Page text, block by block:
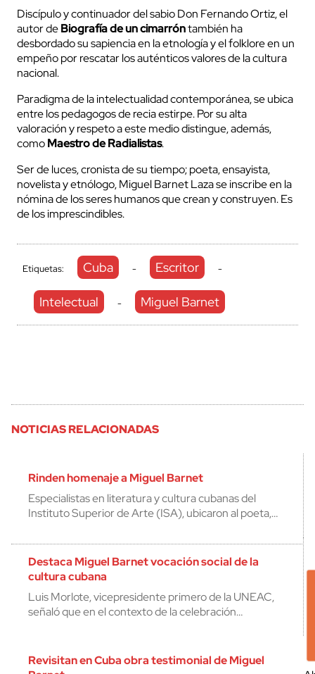
Discípulo y continuador del sabio Don Fernando Ortiz, el
autor deBiografía de un cimarróntambién ha
desbordado su sapiencia en la etnología y el folklore en un
empeño por rescatar los auténticos valores de la cultura
nacional.
Paradigma de la intelectualidad contemporánea, se ubica
entre los pedagogos de recia estirpe. Por su alta
valoración y respeto a este medio distingue, además,
comoMaestro de Radialistas.
Ser de luces, cronista de su tiempo; poeta, ensayista,
novelista y etnólogo, Miguel Barnet Laza se inscribe en la
nómina de los seres humanos que crean y construyen. Es
de los imprescindibles.
Etiquetas: Cuba - Escritor -
Intelectual - Miguel Barnet
NOTICIAS RELACIONADAS
Rinden homenaje a Miguel Barnet
Especialistas en literatura y cultura cubanas del
Instituto Superior de Arte (ISA), ubicaron al poeta,…
Destaca Miguel Barnet vocación social de la
cultura cubana
Luis Morlote, vicepresidente primero de la UNEAC,
señaló que en el contexto de la celebración…
Revisitan en Cuba obra testimonial de Miguel